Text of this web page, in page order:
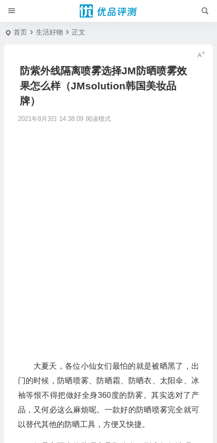
首页 生活好物 正文
防紫外线隔离喷雾选择JM防晒喷雾效
果怎么样（JMsolution韩国美妆品
牌）
2021年8月3日 14:38:09 阅读模式
大夏天，各位小仙女们最怕的就是被晒黑了，出
门的时候，防晒喷雾、防晒霜、防晒衣、太阳伞、冰
袖等恨不得把做好全身360度的防雾。其实选对了产
品，又何必这么麻烦呢。一款好的防晒喷雾完全就可
以替代其他的防晒工具，方便又快捷。